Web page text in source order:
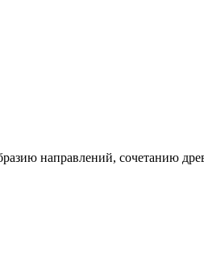
направлений, сочетанию